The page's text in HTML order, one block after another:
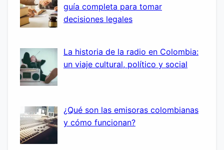
guía completa para tomar
decisiones legales
La historia de la radio en Colombia:
un viaje cultural, político y social
¿Qué son las emisoras colombianas
y cómo funcionan?